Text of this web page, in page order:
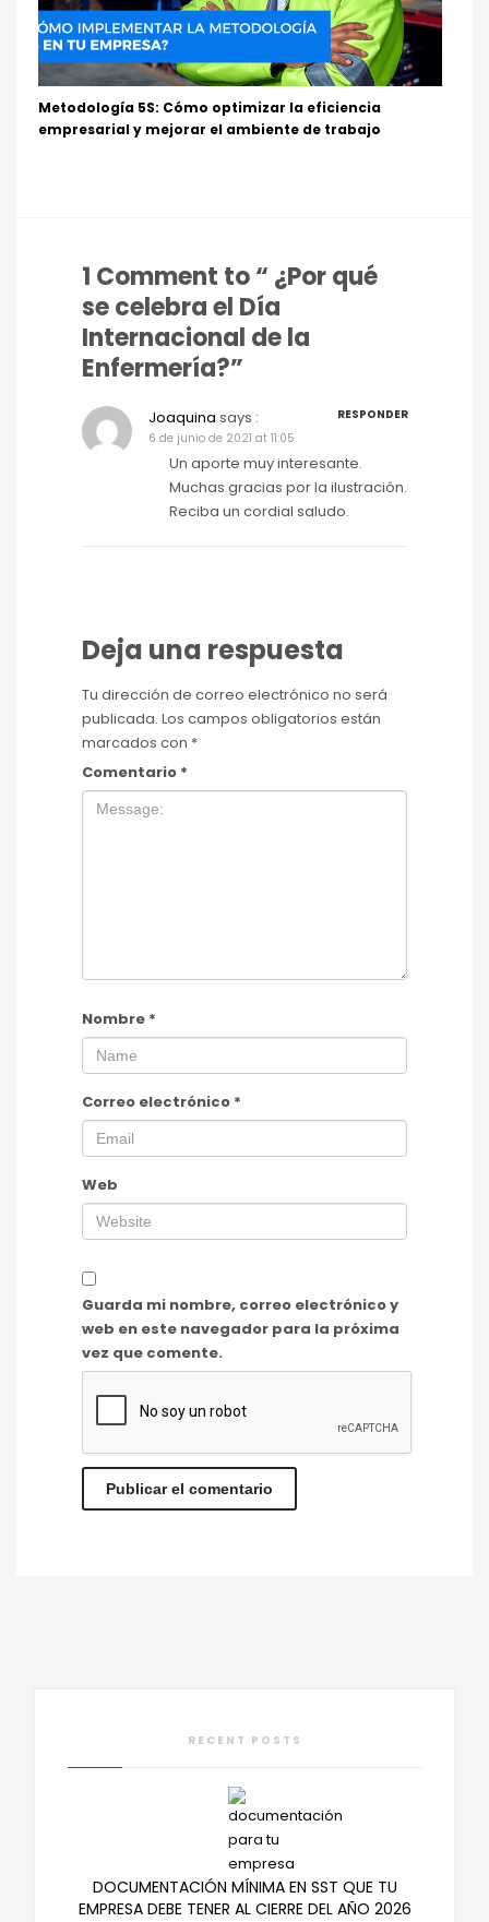
Metodología 5S: Cómo optimizar la eficiencia
empresarial y mejorar el ambiente de trabajo
1 Comment to “ ¿Por qué
se celebra el Día
Internacional de la
Enfermería?”
Joaquina says :
RESPONDER
6 de junio de 2021 at 11:05
Un aporte muy interesante.
Muchas gracias por la ilustración.
Reciba un cordial saludo.
Deja una respuesta
Tu dirección de correo electrónico no será
publicada. Los campos obligatorios están
marcados con *
Comentario *
Nombre *
Correo electrónico *
Web
Guarda mi nombre, correo electrónico y
web en este navegador para la próxima
vez que comente.
RECENT POSTS
DOCUMENTACIÓN MÍNIMA EN SST QUE TU
EMPRESA DEBE TENER AL CIERRE DEL AÑO 2026